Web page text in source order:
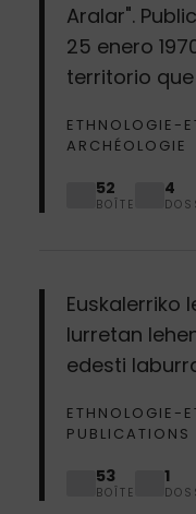
Aralar".
25 enero
territorio
ETHNOLOGIE-
ARCHÉOLOGIE
52
BOÎTE
4
Euskalerriko
lurretan
edesti
ETHNOLOGIE-
PUBLICATIONS
53
BOÎTE
1